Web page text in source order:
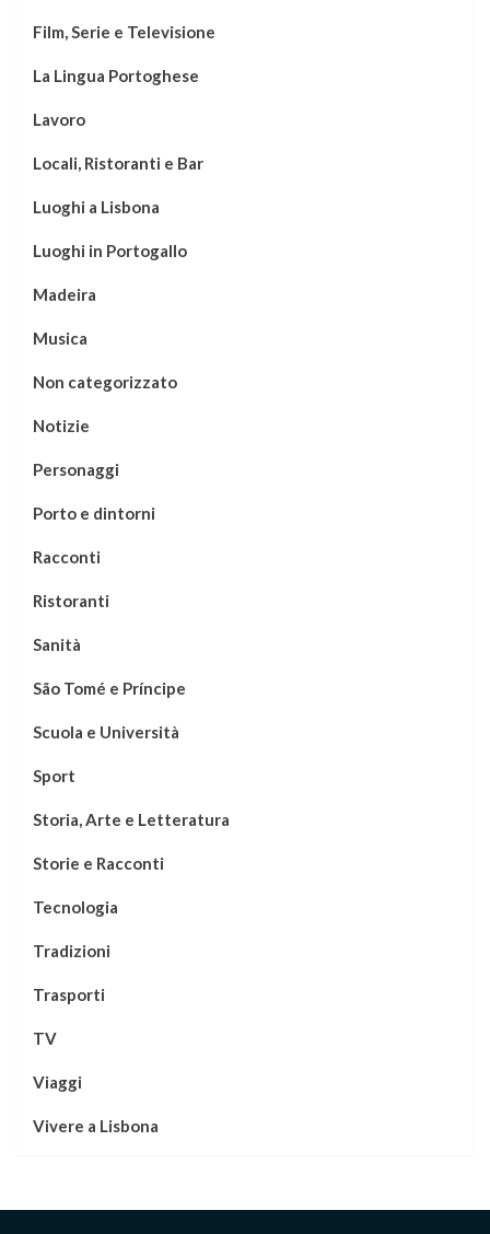
Film, Serie e Televisione
La Lingua Portoghese
Lavoro
Locali, Ristoranti e Bar
Luoghi a Lisbona
Luoghi in Portogallo
Madeira
Musica
Non categorizzato
Notizie
Personaggi
Porto e dintorni
Racconti
Ristoranti
Sanità
São Tomé e Príncipe
Scuola e Università
Sport
Storia, Arte e Letteratura
Storie e Racconti
Tecnologia
Tradizioni
Trasporti
TV
Viaggi
Vivere a Lisbona